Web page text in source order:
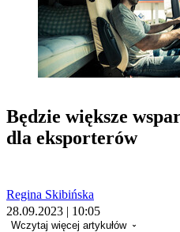
Będzie większe
dla eksporterów
Regina Skibińska
28.09.2023 | 10:05
Wczytaj więcej artykułów